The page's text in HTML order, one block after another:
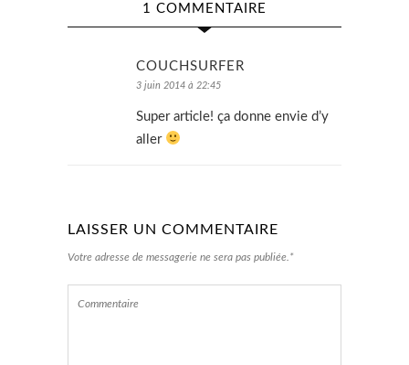
1 COMMENTAIRE
COUCHSURFER
3 juin 2014 à 22:45
Super article! ça donne envie d’y
aller
LAISSER UN COMMENTAIRE
Votre adresse de messagerie ne sera pas publiée.*